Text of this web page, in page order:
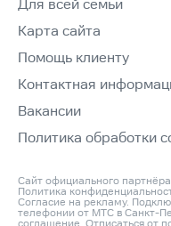
Для всей семьи
Карта сайта
Помощь клиенту
Контактная
Вакансии
Политика обработки
Сайт официального
Политика
Согласие на рекламу.
телефонии от МТС в Санкт-